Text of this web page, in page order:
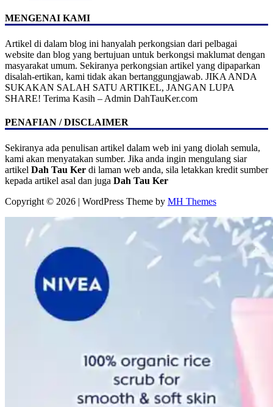
MENGENAI KAMI
Artikel di dalam blog ini hanyalah perkongsian dari pelbagai
website dan blog yang bertujuan untuk berkongsi maklumat dengan
masyarakat umum. Sekiranya perkongsian artikel yang dipaparkan
disalah-ertikan, kami tidak akan bertanggungjawab. JIKA ANDA
SUKAKAN SALAH SATU ARTIKEL, JANGAN LUPA
SHARE! Terima Kasih – Admin DahTauKer.com
PENAFIAN / DISCLAIMER
Sekiranya ada penulisan artikel dalam web ini yang diolah semula,
kami akan menyatakan sumber. Jika anda ingin mengulang siar
artikel Dah Tau Ker di laman web anda, sila letakkan kredit sumber
kepada artikel asal dan juga Dah Tau Ker
Copyright © 2026 | WordPress Theme by MH Themes